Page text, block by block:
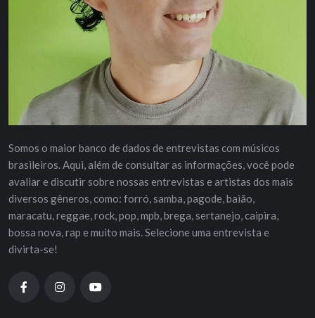
Somos o maior banco de dados de entrevistas com músicos
brasileiros. Aqui, além de consultar as informações, você pode
avaliar e discutir sobre nossas entrevistas e artistas dos mais
diversos gêneros, como: forró, samba, pagode, baião,
maracatu, reggae, rock, pop, mpb, brega, sertanejo, caipira,
bossa nova, rap e muito mais. Selecione uma entrevista e
divirta-se!